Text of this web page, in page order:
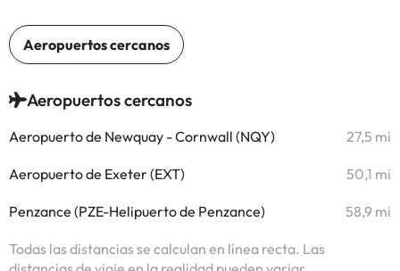
Aeropuertos cercanos
Aeropuerto de Newquay - Cornwall (NQY) 27,5 mi
Aeropuerto de Exeter (EXT) 50,1 mi
Penzance (PZE-Helipuerto de Penzance) 58,9 mi
Todas las distancias se calculan en línea recta. Las